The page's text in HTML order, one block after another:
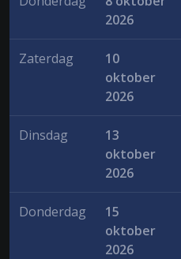
2026
Zaterdag
10
oktober
2026
Dinsdag
13
oktober
2026
Donderdag
15
oktober
2026